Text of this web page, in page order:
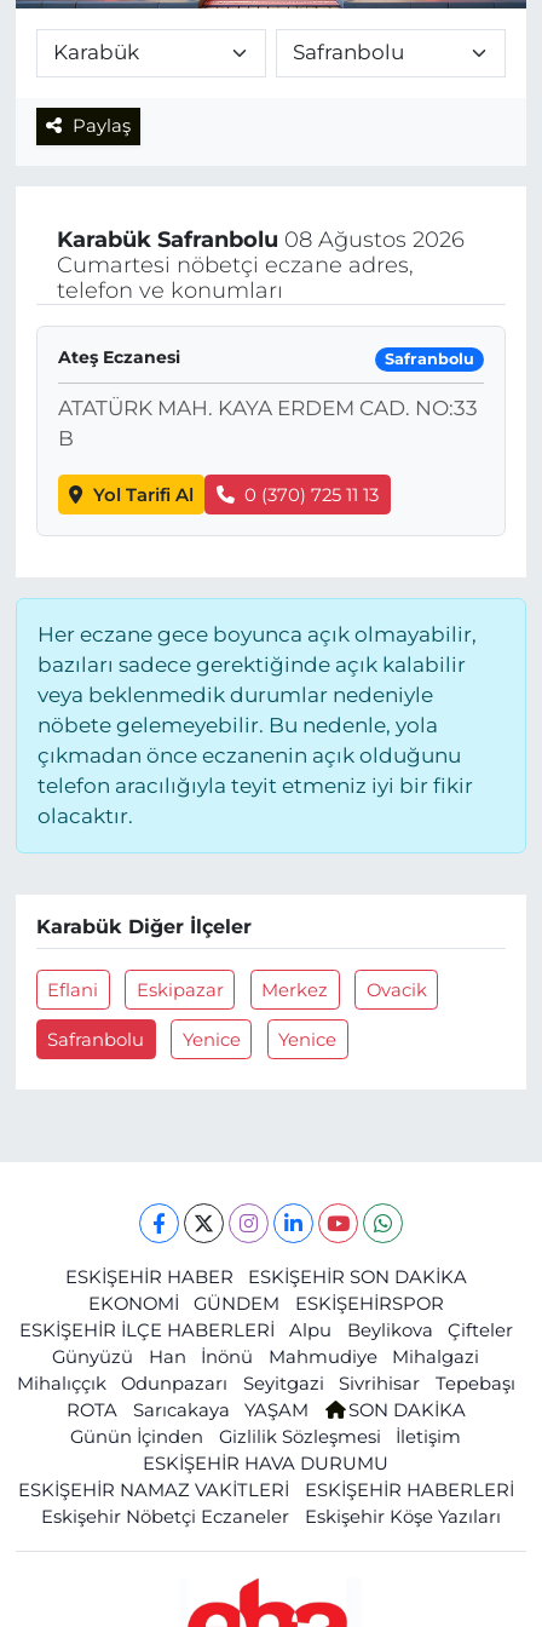
Paylaş
Karabük Safranbolu 08 Ağustos 2026
Cumartesi nöbetçi eczane adres,
telefon ve konumları
Ateş Eczanesi Safranbolu
ATATÜRK MAH. KAYA ERDEM CAD. NO:33
B
Yol Tarifi Al 0 (370) 725 11 13
Her eczane gece boyunca açık olmayabilir,
bazıları sadece gerektiğinde açık kalabilir
veya beklenmedik durumlar nedeniyle
nöbete gelemeyebilir. Bu nedenle, yola
çıkmadan önce eczanenin açık olduğunu
telefon aracılığıyla teyit etmeniz iyi bir fikir
olacaktır.
Karabük Diğer İlçeler
Eflani Eskipazar Merkez Ovacik
Safranbolu Yenice Yenice
ESKİŞEHİR HABER
ESKİŞEHİR SON DAKİKA
EKONOMİ
GÜNDEM
ESKİŞEHİRSPOR
ESKİŞEHİR İLÇE HABERLERİ
Alpu Beylikova
Çifteler
Günyüzü
Han İnönü Mahmudiye
Mihalgazi
Mihalıççık
Odunpazarı Seyitgazi Sivrihisar
Tepebaşı
ROTA
Sarıcakaya YAŞAM
SON DAKİKA
Günün İçinden
Gizlilik Sözleşmesi
İletişim
ESKİŞEHİR HAVA DURUMU
ESKİŞEHİR NAMAZ VAKİTLERİ
ESKİŞEHİR HABERLERİ
Eskişehir Nöbetçi Eczaneler
Eskişehir Köşe Yazıları